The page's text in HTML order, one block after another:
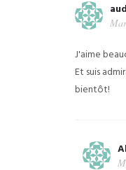
J'aime
Et suis
bientôt!